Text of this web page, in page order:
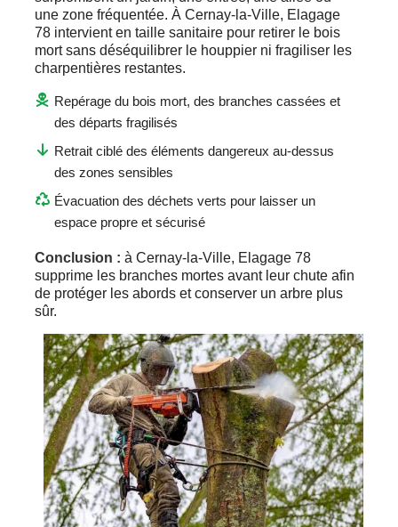
une zone fréquentée. À Cernay-la-Ville, Elagage
78 intervient en taille sanitaire pour retirer le bois
mort sans déséquilibrer le houppier ni fragiliser les
charpentières restantes.
Repérage du bois mort, des branches cassées et
des départs fragilisés
Retrait ciblé des éléments dangereux au-dessus
des zones sensibles
Évacuation des déchets verts pour laisser un
espace propre et sécurisé
Conclusion : à Cernay-la-Ville, Elagage 78
supprime les branches mortes avant leur chute afin
de protéger les abords et conserver un arbre plus
sûr.